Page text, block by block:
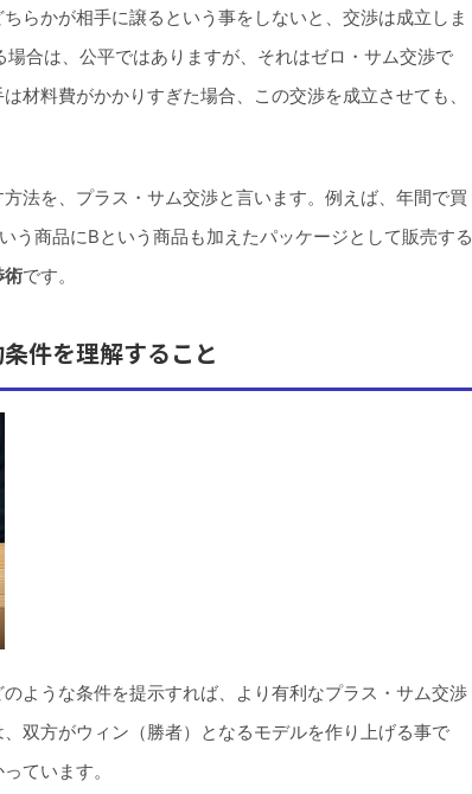
らかが相手に譲るという事をしないと、交渉は成立しま
合は、公平ではありますが、それはゼロ・サム交渉で
材料費がかかりすぎた場合、この交渉を成立させても、
法を、プラス・サム交渉と言います。例えば、年間で買
う商品にBという商品も加えたパッケージとして販売する
術です。
件を理解すること
ような条件を提示すれば、より有利なプラス・サム交渉
双方がウィン（勝者）となるモデルを作り上げる事で
ています。